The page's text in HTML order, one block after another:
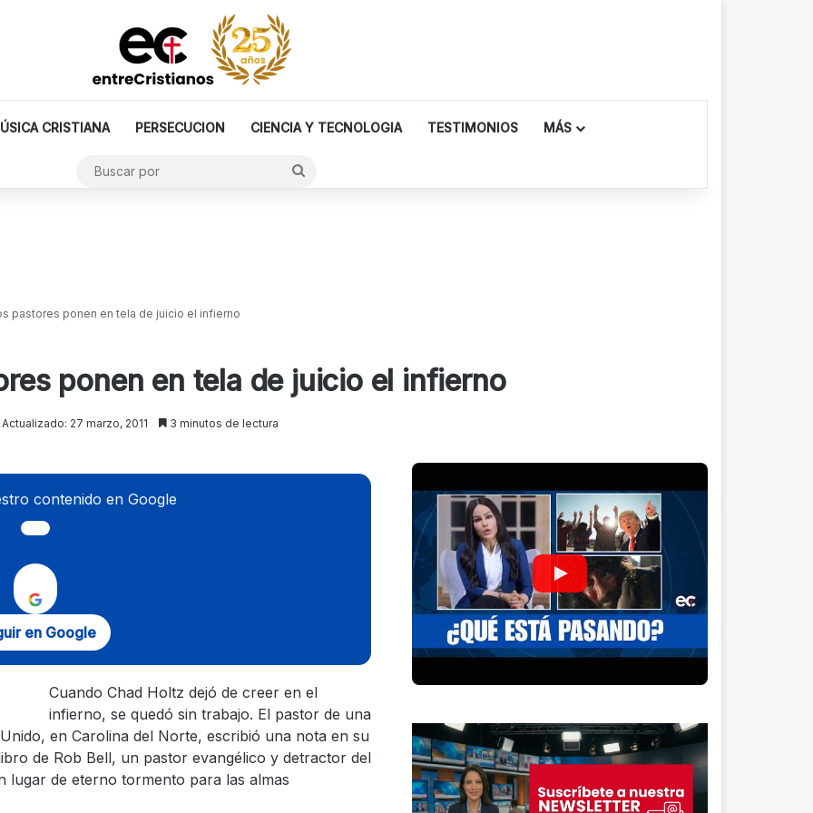
CRISTIANA PERSECUCION CIENCIA Y TECNOLOGIA TESTIMONIOS MÁS
pastores ponen en tela de juicio el infierno
ponen en tela de juicio el infierno
Actualizado: 27 marzo, 2011 3 minutos de lectura
contenido en Google
en Google
Cuando Chad Holtz dejó de creer en el
infierno, se quedó sin trabajo. El pastor de una
en Carolina del Norte, escribió una nota en su
de Rob Bell, un pastor evangélico y detractor del
de eterno tormento para las almas